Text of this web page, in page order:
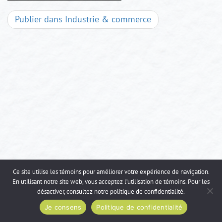
Navigation
Publier dans Industrie & commerce
Ce site utilise les témoins pour améliorer votre expérience de navigation.
En utilisant notre site web, vous acceptez l’utilisation de témoins. Pour les
désactiver, consultez notre politique de confidentialité.
Je consens
Politique de confidentialité